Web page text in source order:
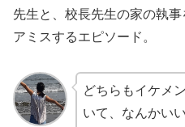
先生と、校長先生の家の執
アミスするエピソード。
どちらもイケメ
いて、なんかい